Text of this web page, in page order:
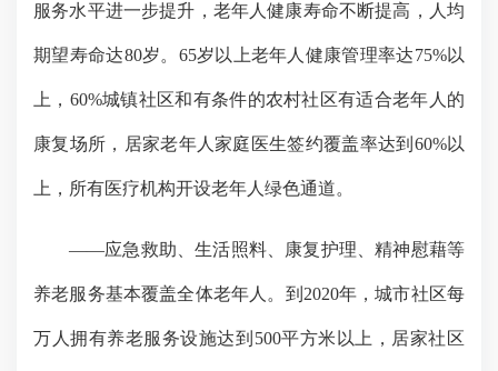
服务水平进一步提升，老年人健康寿命不断提高，人均
期望寿命达80岁。 65岁以上老年人健康管理率达75%以
上， 60%城镇社区和有条件的农村社区有适合老年人的
康复场所，居家老年人家庭医生签约覆盖率达到 60%以
上，所有医疗机构开设老年人绿色通道。
——应急救助、生活照料、康复护理、精神慰藉等
养老服务基本覆盖全体老年人。到 2020年，城市社区每
万人拥有养老服务设施达到 500平方米以上，居家社区